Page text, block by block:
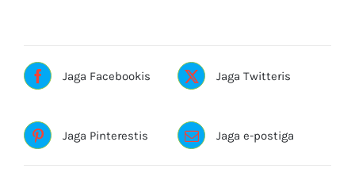
Jaga Facebookis Jaga Twitteris
Jaga Pinterestis Jaga e-postiga